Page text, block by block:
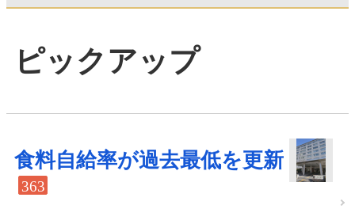
ピックアップ
食料自給率が過去最低を更新
363